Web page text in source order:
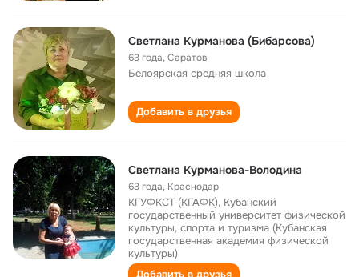
Светлана Курманова (Бибарсова)
63 года,Саратов
Белоярская cредняя школа
Добавить в друзья
Светлана Курманова-Володина
63 года, Краснодар
КГУФКСТ (КГАФК), Кубанский
государственный университет физической
культуры, спорта и туризма (Кубанская
государственная академия физической
культуры)
Добавить в друзья